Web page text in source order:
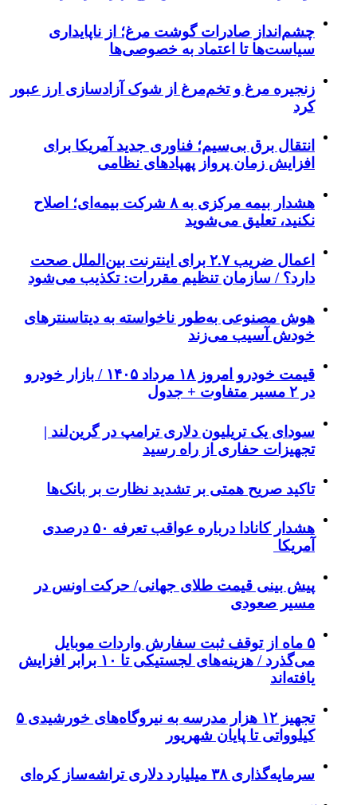
چشم‌انداز صادرات گوشت مرغ؛ از ناپایداری
سیاست‌ها تا اعتماد به خصوصی‌ها
زنجیره مرغ و تخم‌مرغ از شوک آزادسازی ارز عبور
کرد
انتقال برق بی‌سیم؛ فناوری جدید آمریکا برای
افزایش زمان پرواز پهپادهای نظامی
هشدار بیمه مرکزی به ۸ شرکت بیمه‌ای؛ اصلاح
نکنید، تعلیق می‌شوید
اعمال ضریب ۲.۷ برای اینترنت بین‌الملل صحت
دارد؟ / سازمان تنظیم مقررات: تکذیب می‌شود
هوش مصنوعی به‌طور ناخواسته به دیتاسنترهای
خودش آسیب می‌زند
قیمت خودرو امروز ۱۸ مرداد ۱۴۰۵ / بازار خودرو
در ۲ مسیر متفاوت + جدول
سودای یک تریلیون دلاری ترامپ در گرین‌لند |
تجهیزات حفاری از راه رسید
تاکید صریح همتی بر تشدید نظارت بر بانک‌ها
هشدار کانادا درباره عواقب تعرفه ۵۰ درصدی
آمریکا
پیش بینی قیمت طلای جهانی/ حرکت اونس در
مسیر صعودی
۵ ماه از توقف ثبت سفارش واردات موبایل
می‌گذرد / هزینه‌های لجستیکی تا ۱۰ برابر افزایش
یافته‌اند
تجهیز ۱۲ هزار مدرسه به نیروگاه‌های خورشیدی ۵
کیلوواتی تا پایان شهریور
سرمایه‌گذاری ۳۸ میلیارد دلاری تراشه‌ساز کره‌ای